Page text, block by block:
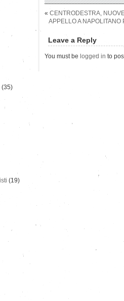
« CENTRODESTRA,
APPELLO A
Leave a Reply
You must be logged in to
(35)
(19)